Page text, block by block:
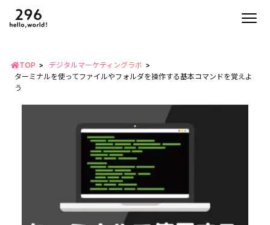
TOP
デジタルマーケティングラボ
ターミナルを使ってファイルやフォルダを操作する基本コマンドを覚えよ
う